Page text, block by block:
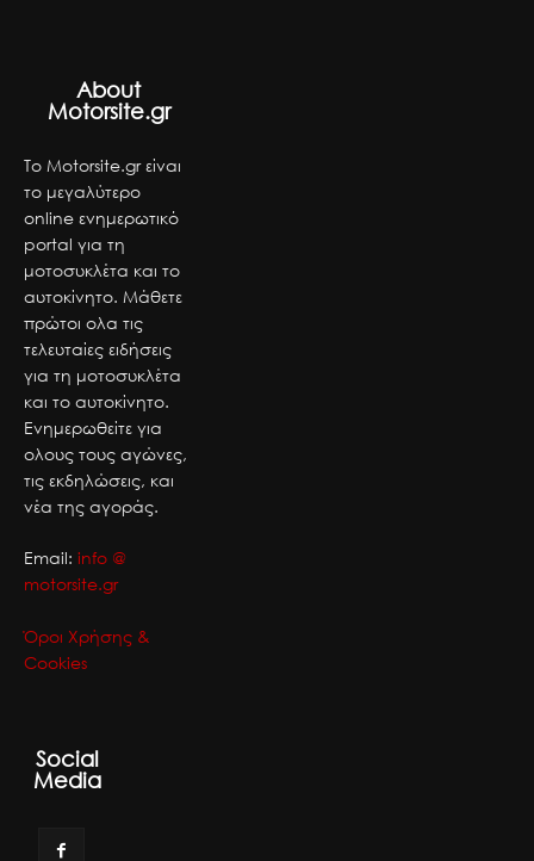
About
Motorsite.gr
Το Motorsite.gr είναι
το μεγαλύτερο
online ενημερωτικό
portal για τη
μοτοσυκλέτα και το
αυτοκίνητο. Μάθετε
πρώτοι ολα τις
τελευταίες ειδήσεις
για τη μοτοσυκλέτα
και το αυτοκίνητο.
Ενημερωθείτε για
ολους τους αγώνες,
τις εκδηλώσεις, και
νέα της αγοράς.
Email: info @
motorsite.gr
Όροι Χρήσης &
Cookies
Social
Media